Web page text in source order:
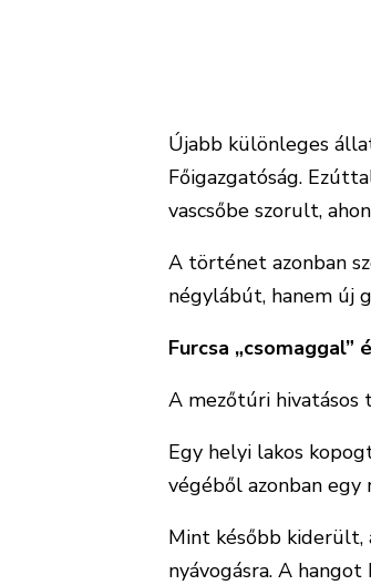
Újabb különleges
Főigazgatóság.
vascsőbe szorult,
A történet azonban
négylábút, hanem új
Furcsa
A mezőtúri hivatásos
Egy helyi lakos
végéből azonban
Mint később
nyávogásra. A